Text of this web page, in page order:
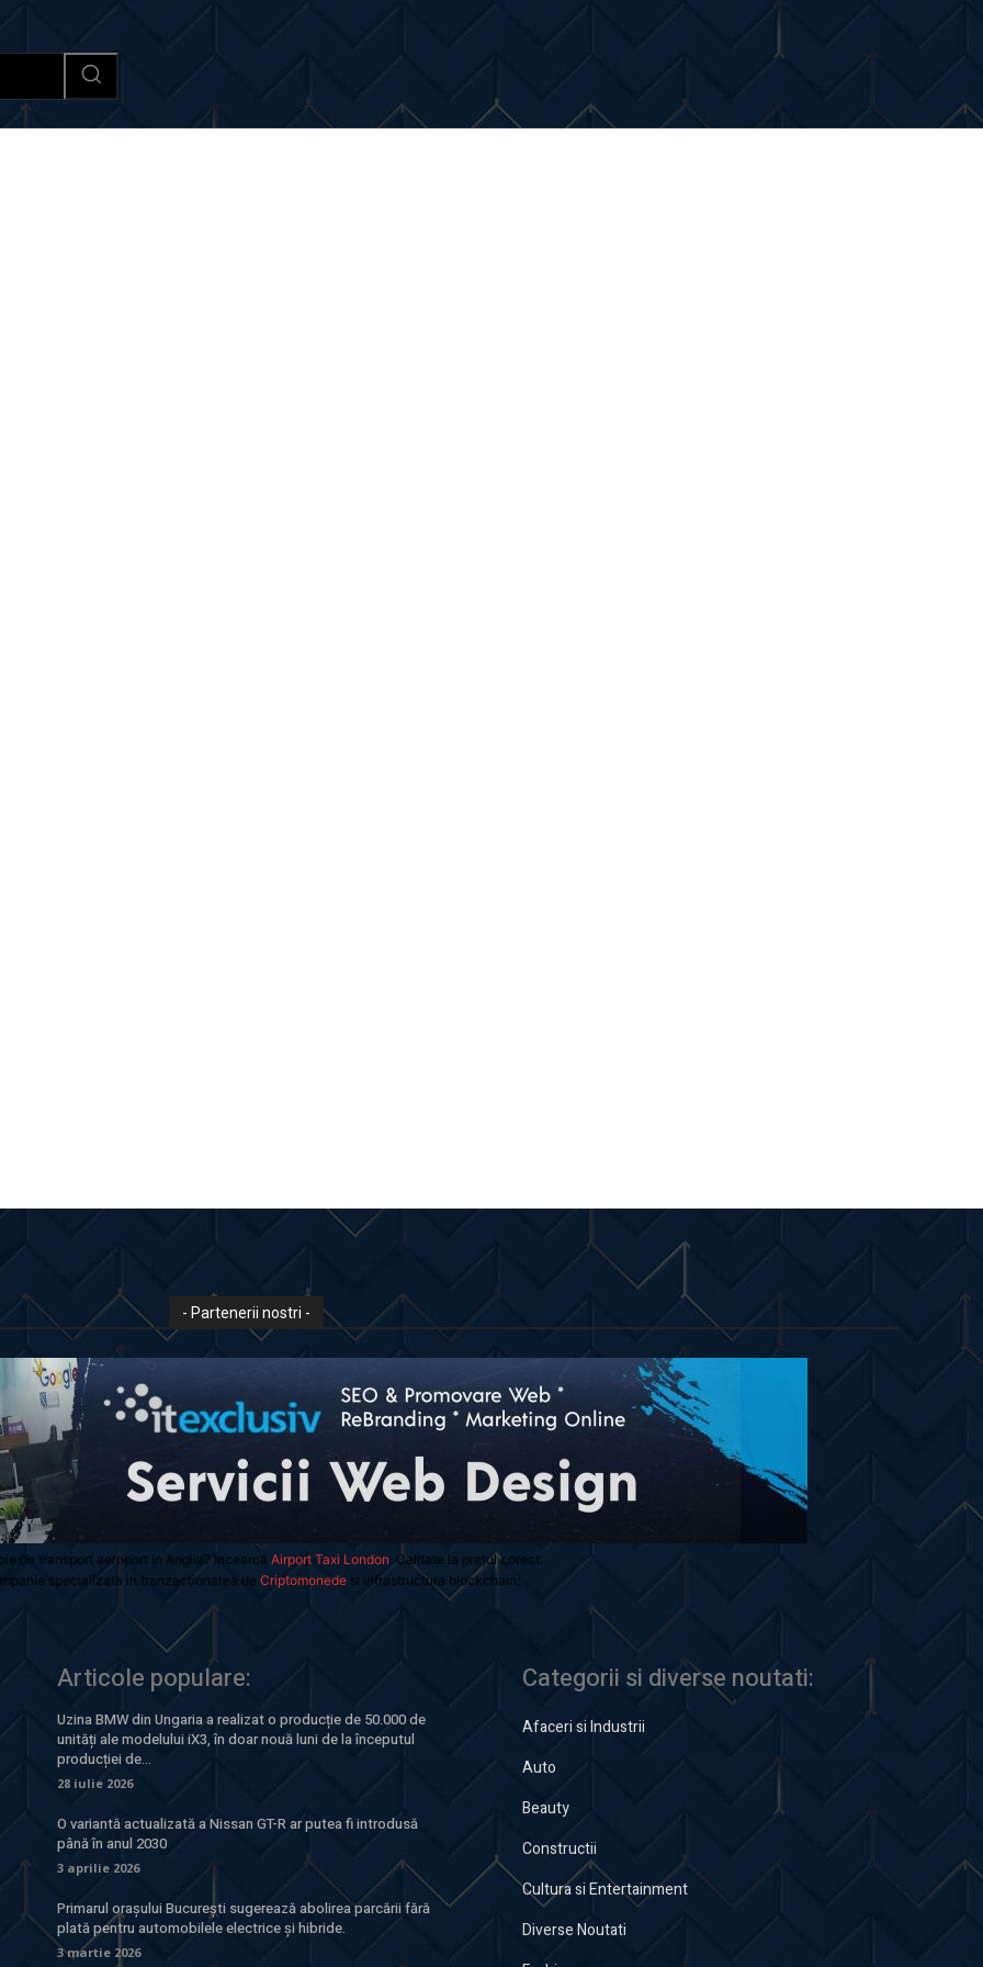
- Partenerii nostri -
de transport aeroport in Anglia? Încearcă Airport Taxi London. Calitate la prețul corect.
specializata in tranzactionarea de Criptomonedesi infrastructura blockchain.
Articole populare:
Uzina BMW din Ungaria a realizat o producție de 50.000 de
unități ale modelului iX3, în doar nouă luni de la începutul
producției de...
28 iulie 2026
O variantă actualizată a Nissan GT-R ar putea fi introdusă
până în anul 2030
3 aprilie 2026
Primarul orașului București sugerează abolirea parcării fără
plată pentru automobilele electrice și hibride.
3 martie 2026
Categorii si diverse noutati:
Afaceri si Industrii
Auto
Beauty
Constructii
Cultura si Entertainment
Diverse Noutati